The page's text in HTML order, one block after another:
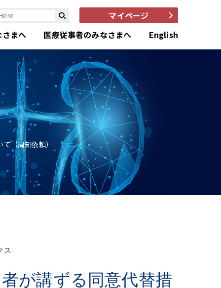
マイページ
さまへ 医療従事者のみなさまへ English
（周知依頼）
ス
が講ずる同意代替措